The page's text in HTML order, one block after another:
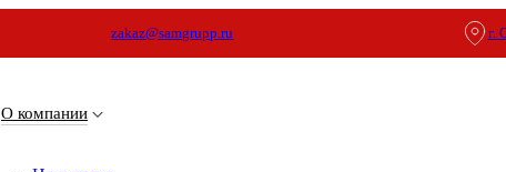
zakaz@samgrupp.ru г.
О компании